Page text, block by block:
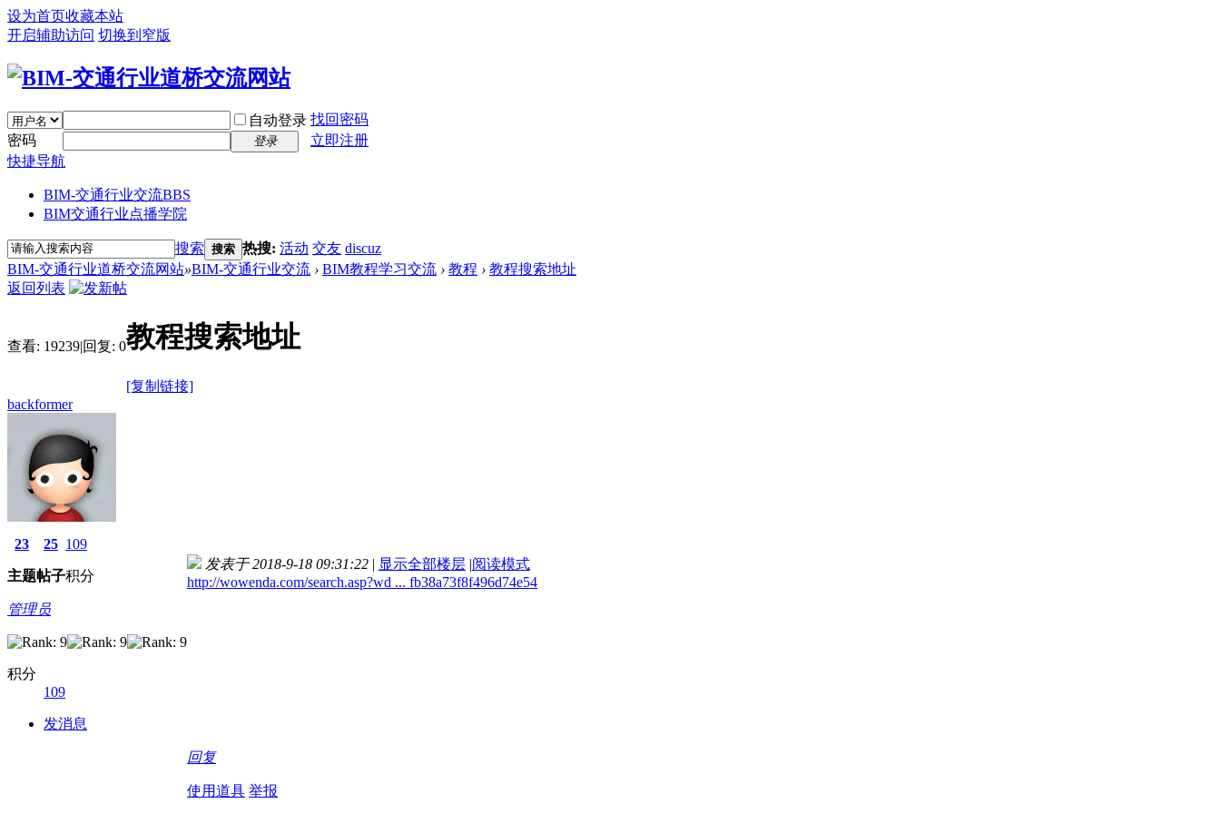
设为首页收藏本站
开启辅助访问 切换到窄版
自动登录 找回密码
密码
登录
立即注册
快捷导航
BIM-交通行业交流BBS
BIM交通行业点播学院
搜索 搜索 热搜: 活动 交友 discuz
BIM-交通行业道桥交流网站»BIM-交通行业交流 › BIM教程学习交流 › 教程 › 教程搜索地址
返回列表
查看: 19239|回复: 0教程搜索地址
[复制链接]
backformer
23
主题
25
帖子
109
积分
管理员
积分
109
发消息
发表于 2018-9-18 09:31:22 | 显示全部楼层 |阅读模式
http://wowenda.com/search.asp?wd ... fb38a73f8f496d74e54
回复
使用道具 举报